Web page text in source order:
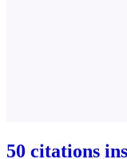
50 citations